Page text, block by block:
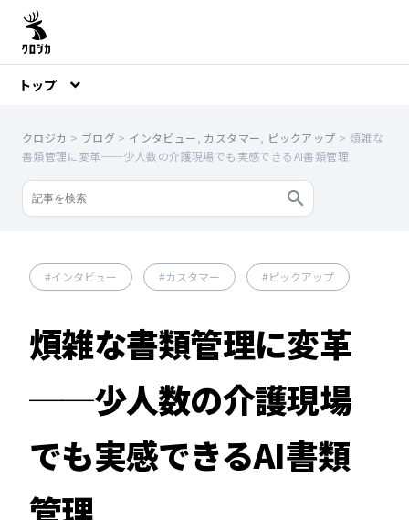
トップ
クロジカ > ブログ > インタビュー, カスタマー, ピックアップ > 煩雑な
書類管理に変革──少人数の介護現場でも実感できるAI書類管理
インタビュー カスタマー ピックアップ
煩雑な書類管理に変革
──少人数の介護現場
でも実感できるAI書類
管理